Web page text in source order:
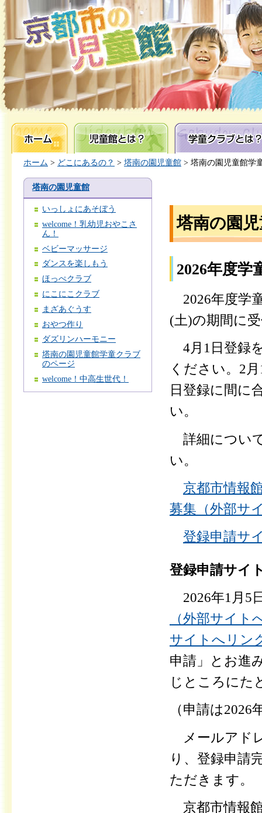
ホーム 児童館とは？ 学童クラブとは？
ホーム > どこにあるの？ > 塔南の園児童館 > 塔南の園児童館学
塔南の園児童館
いっしょにあそぼう
welcome！乳幼児おやこさ
ん！
ベビーマッサージ
ダンスを楽しもう
ほっぺクラブ
にこにこクラブ
まざあぐうす
おやつ作り
ダズリンハーモニー
塔南の園児童館学童クラブ
のページ
welcome！中高生世代！
塔南の園
2026年度学
2026年度学
(土)の期間に
4月1日登録
ください。2
日登録に間に
い。
詳細につい
い。
京都市情報
募集（外部サ
登録申請サ
登録申請サイ
2026年1月5
（外部サイト
サイトへリン
申請」とお進
じところにた
（申請は
メールアド
り、登録申請
ただきます。
京都市情報